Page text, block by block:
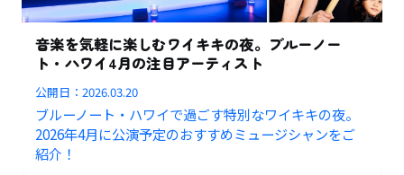
音楽を気軽に楽しむワイキキの夜。ブルーノー
ト・ハワイ4月の注目アーティスト
公開日：2026.03.20
ブルーノート・ハワイで過ごす特別なワイキキの夜。
2026年4月に公演予定のおすすめミュージシャンをご
紹介！